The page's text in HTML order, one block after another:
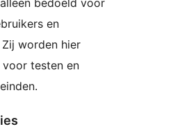
en
worden hier
testen en